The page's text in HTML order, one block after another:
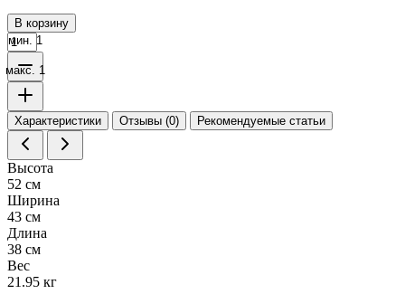
В корзину
мин. 1
макс. 1
Характеристики Отзывы (0) Рекомендуемые статьи
Высота
52 см
Ширина
43 см
Длина
38 см
Вес
21.95 кг